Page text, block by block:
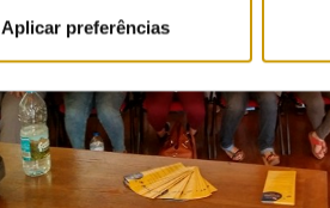
Aplicar preferências